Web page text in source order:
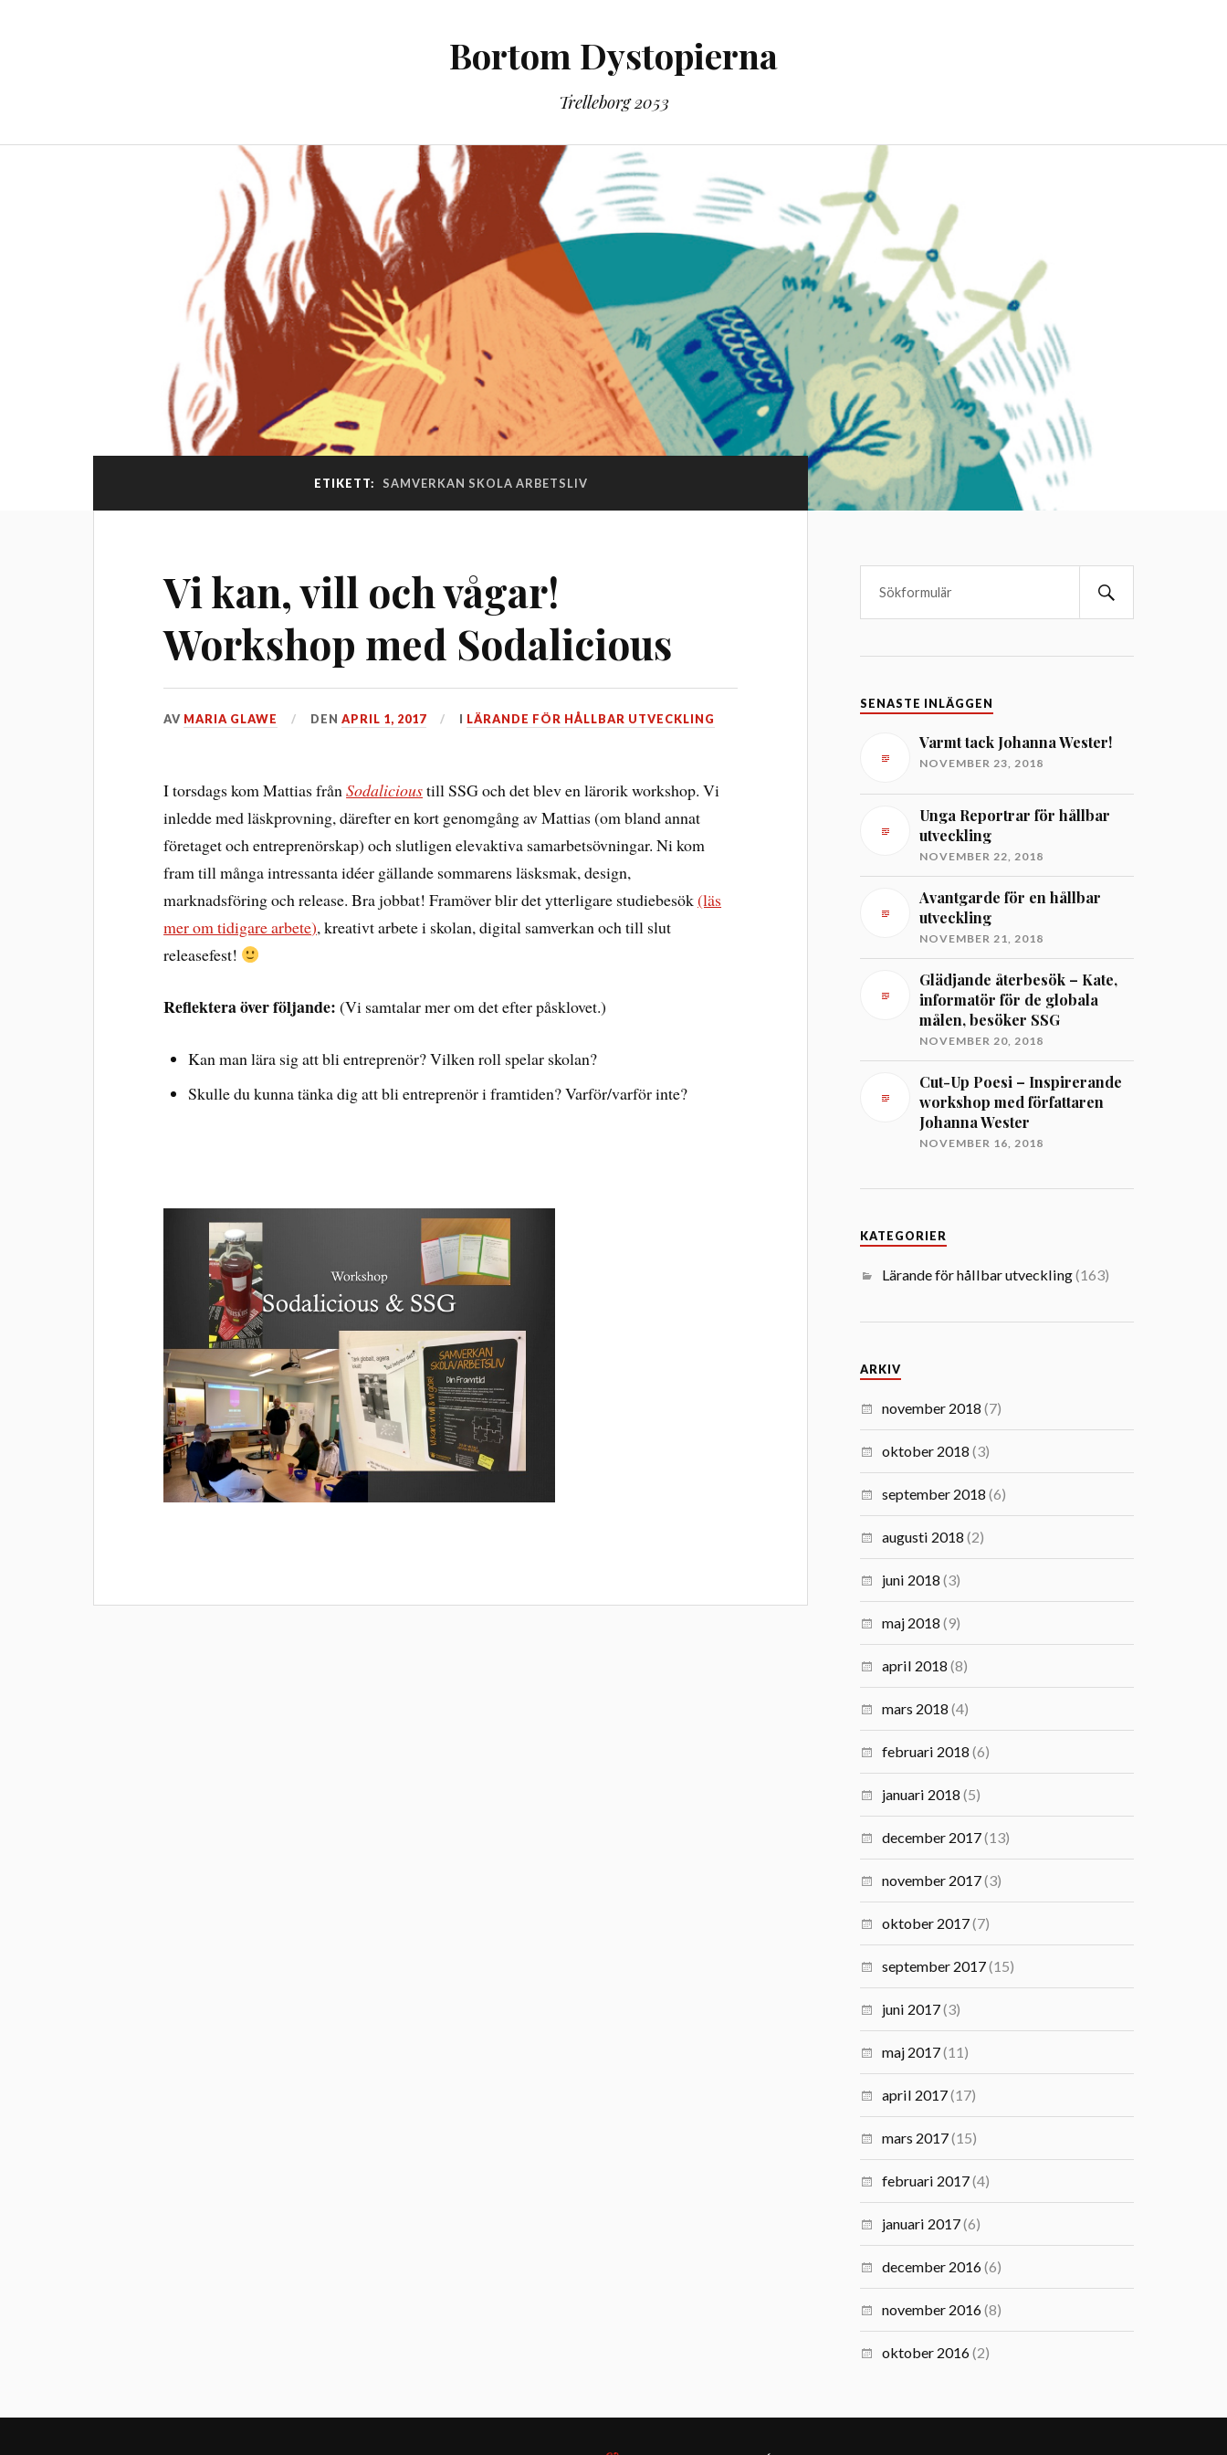
Bortom Dystopierna
Trelleborg 2053
ETIKETT: SAMVERKAN SKOLA ARBETSLIV
Vi kan, vill och vågar!
Workshop med Sodalicious
AV MARIA GLAWE DENAPRIL 1, 2017 I LÄRANDE FÖR HÅLLBAR UTVECKLING
I torsdags kom Mattias frånSodalicioustill SSG och det blev en lärorik workshop. Vi
inledde med läskprovning, därefter en kort genomgång av Mattias (om bland annat
företaget och entreprenörskap) och slutligen elevaktiva samarbetsövningar. Ni kom
fram till många intressanta idéer gällande sommarens läsksmak, design,
marknadsföring och release. Bra jobbat! Framöver blir det ytterligare studiebesök(läs
mer om tidigare arbete), kreativt arbete i skolan, digital samverkan och till slut
releasefest!
Reflektera över följande: (Vi samtalar mer om det efter påsklovet.)
Kan man lära sig att bli entreprenör? Vilken roll spelar skolan?
Skulle du kunna tänka dig att bli entreprenör i framtiden? Varför/varför inte?
SENASTE INLÄGGEN
Varmt tack Johanna Wester!
NOVEMBER 23, 2018
Unga Reportrar för hållbar
utveckling
NOVEMBER 22, 2018
Avantgarde för en hållbar
utveckling
NOVEMBER 21, 2018
Glädjande återbesök – Kate,
informatör för de globala
målen, besöker SSG
NOVEMBER 20, 2018
Cut-Up Poesi – Inspirerande
workshop med författaren
Johanna Wester
NOVEMBER 16, 2018
KATEGORIER
Lärande för hållbar utveckling(163)
ARKIV
november 2018 (7)
oktober 2018 (3)
september 2018 (6)
augusti 2018 (2)
juni 2018 (3)
maj 2018 (9)
april 2018 (8)
mars 2018 (4)
februari 2018 (6)
januari 2018 (5)
december 2017(13)
november 2017(3)
oktober 2017(7)
september 2017(15)
juni 2017(3)
maj 2017(11)
april 2017(17)
mars 2017(15)
februari 2017(4)
januari 2017(6)
december 2016(6)
november 2016(8)
oktober 2016(2)